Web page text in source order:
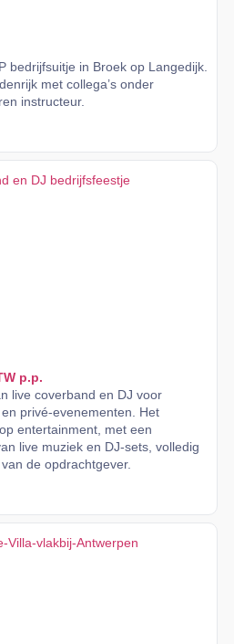
bedrijfsuitje in Broek op Langedijk.
met collega’s onder
instructeur.
p.p.
live coverband en DJ voor
privé-evenementen. Het
entertainment, met een
live muziek en DJ-sets, volledig
de opdrachtgever.